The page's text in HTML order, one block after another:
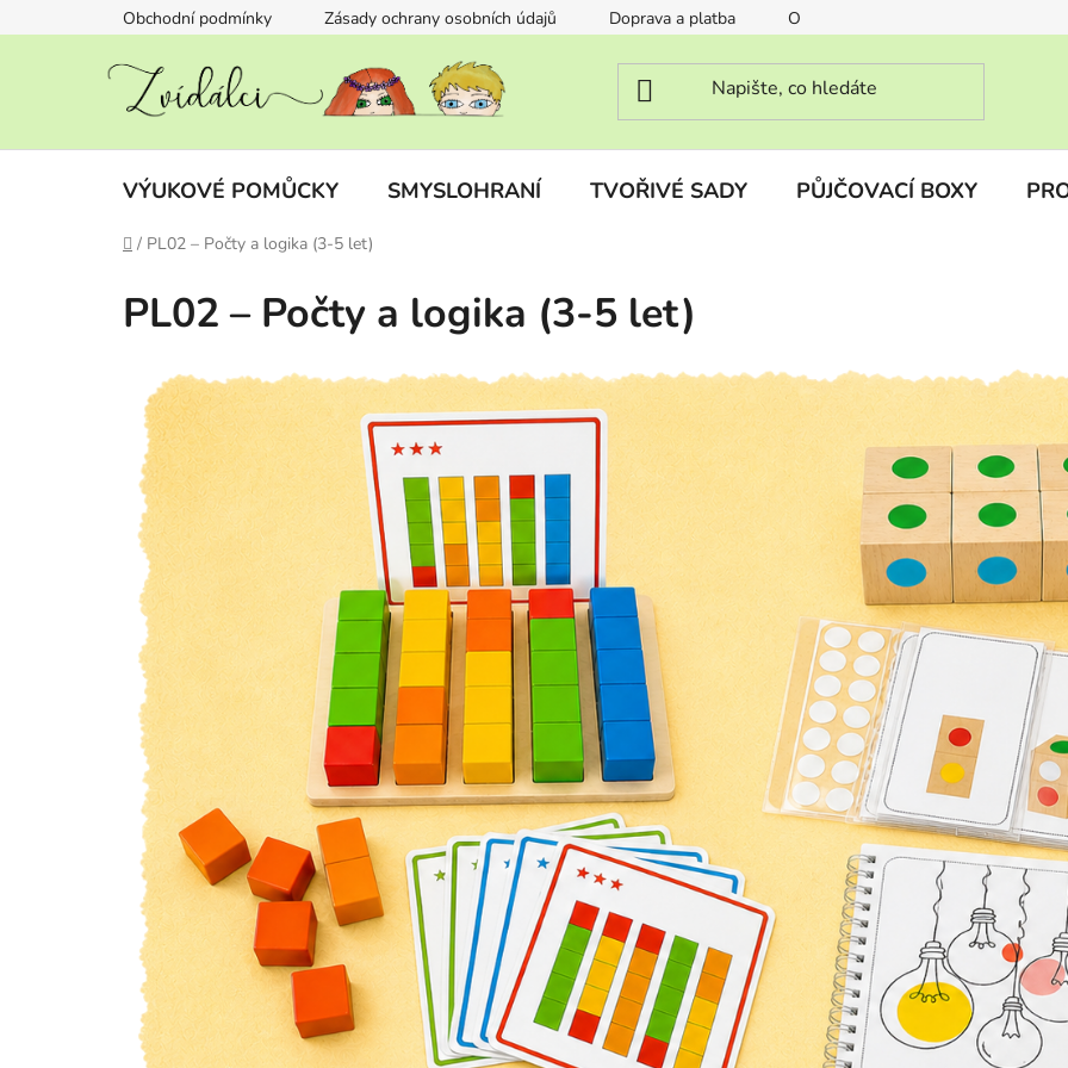
na
Obchodní podmínky Zásady ochrany osobních údajů Doprava a platba O nás
VÝUKOVÉ POMŮCKY SMYSLOHRANÍ TVOŘIVÉ SADY PŮJČOVACÍ BOXY
Domů
/ PL02 – Počty a logika (3-5 let)
PL02 – Počty a logika (3-5 let)